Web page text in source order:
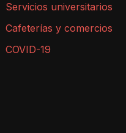
Servicios universitarios
Cafeterías y comercios
COVID-19